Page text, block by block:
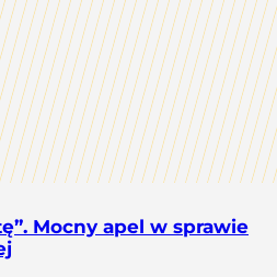
Mocny apel w sprawie